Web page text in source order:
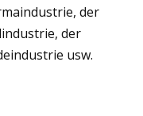
der
der
usw.